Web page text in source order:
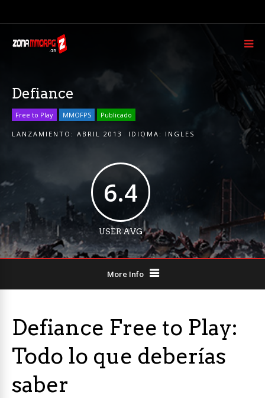
Defiance
Free to Play MMOFPS Publicado
LANZAMIENTO: ABRIL 2013 IDIOMA: INGLES
6.4
USER AVG
More Info
Defiance Free to Play:
Todo lo que deberías
saber